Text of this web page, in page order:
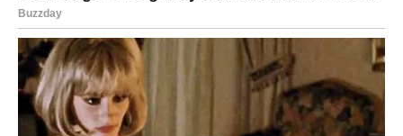
Veče donosi vrlo važan razgovor.
Rak